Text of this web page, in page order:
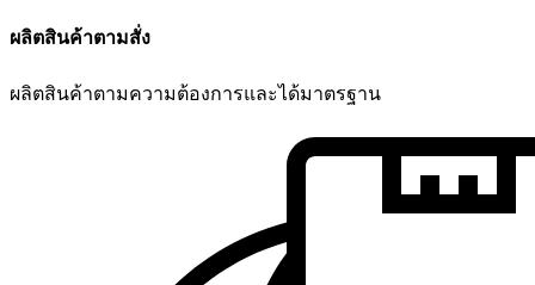
ผลิตสินค้าตามสั่ง
ผลิตสินค้าตามความต้องการและได้มาตรฐาน